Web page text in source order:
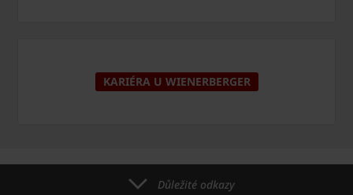
KARIÉRA U WIENERBERGER
Důležité odkazy